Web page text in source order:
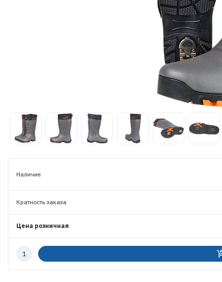
Наличие
Кратность заказа
Цена розничная
Количество